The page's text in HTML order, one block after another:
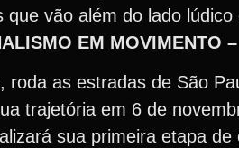
vão além do lado
EM MOVIMENTO
roda as estradas de São
trajetória em 6 de
sua primeira etapa